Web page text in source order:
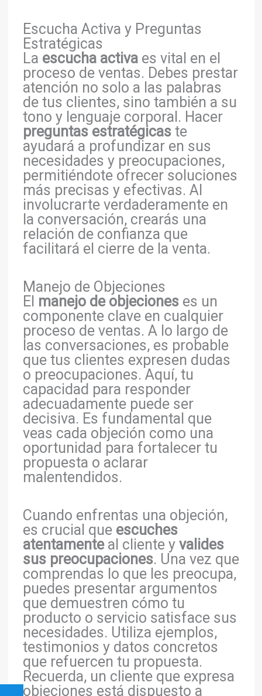
Escucha Activa y Preguntas
Estratégicas
La escucha activaes vital en el
proceso de ventas. Debes prestar
atención no solo a las palabras
de tus clientes, sino también a su
tono y lenguaje corporal. Hacer
preguntas estratégicaste
ayudará a profundizar en sus
necesidades y preocupaciones,
permitiéndote ofrecer soluciones
más precisas y efectivas. Al
involucrarte verdaderamente en
la conversación, crearás una
relación de confianza que
facilitará el cierre de la venta.
Manejo de Objeciones
El manejo de objecioneses un
componente clave en cualquier
proceso de ventas. A lo largo de
las conversaciones, es probable
que tus clientes expresen dudas
o preocupaciones. Aquí, tu
capacidad para responder
adecuadamente puede ser
decisiva. Es fundamental que
veas cada objeción como una
oportunidad para fortalecer tu
propuesta o aclarar
malentendidos.
Cuando enfrentas una objeción,
es crucial que escuches
atentamenteal cliente y valides
sus preocupaciones. Una vez que
comprendas lo que les preocupa,
puedes presentar argumentos
que demuestren cómo tu
producto o servicio satisface sus
necesidades. Utiliza ejemplos,
testimonios y datos concretos
que refuercen tu propuesta.
Recuerda, un cliente que expresa
objeciones está dispuesto a